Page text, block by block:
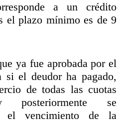
a un crédito
el plazo mínimo es de 9
ya fue aprobada por el
el deudor ha pagado,
de todas las cuotas
posteriormente se
el vencimiento de la